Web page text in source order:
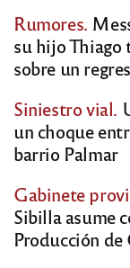
Rumores.
su hijo Thiago
sobre un
Siniestro vial.
un choque
barrio Palmar
Gabinete
Sibilla asume
Producción de